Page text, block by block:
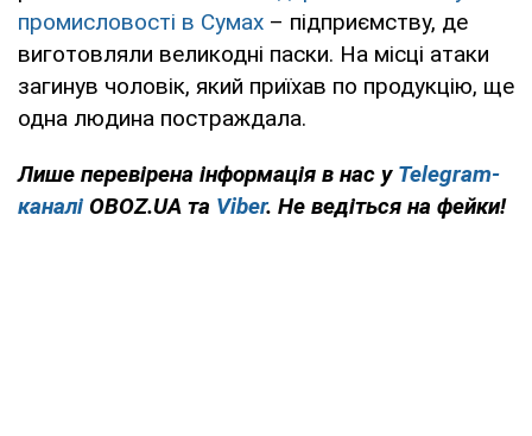
промисловості в Сумах – підприємству, де
виготовляли великодні паски. На місці атаки
загинув чоловік, який приїхав по продукцію, ще
одна людина постраждала.
Лише перевірена інформація в нас у Telegram-
каналі OBOZ.UA та Viber. Не ведіться на фейки!